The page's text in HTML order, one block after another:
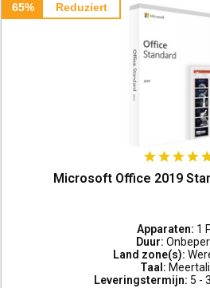
65% Reduziert
Microsoft Office 2019
Apparaten: 1
Duur:
Land zone(s):
Taal:
Leveringstermijn: 5 -